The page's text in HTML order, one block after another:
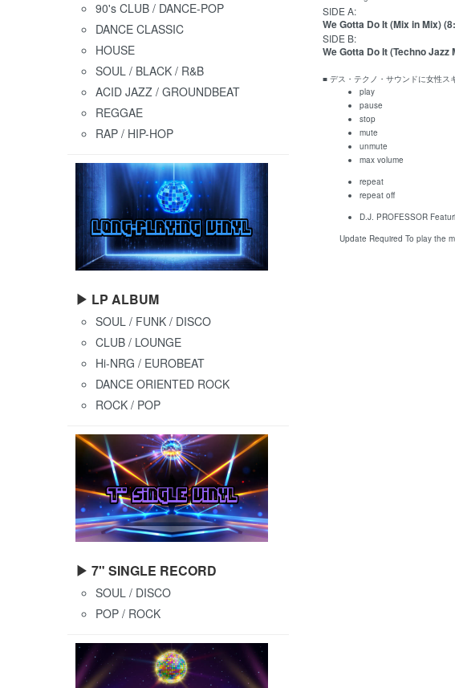
SIDE A:
We Gotta Do It (Mix in Mix)
SIDE B:
We Gotta Do It (Techno Jazz
■ デス・テクノ・サウンドに女性ス
play
pause
stop
mute
unmute
max volume
repeat
repeat off
D.J. PROFESSOR
Update Required To play the
90's CLUB / DANCE-POP
DANCE CLASSIC
HOUSE
SOUL / BLACK / R&B
ACID JAZZ / GROUNDBEAT
REGGAE
RAP / HIP-HOP
▶ LP ALBUM
SOUL / FUNK / DISCO
CLUB / LOUNGE
Hi-NRG / EUROBEAT
DANCE ORIENTED ROCK
ROCK / POP
▶ 7" SINGLE RECORD
SOUL / DISCO
POP / ROCK